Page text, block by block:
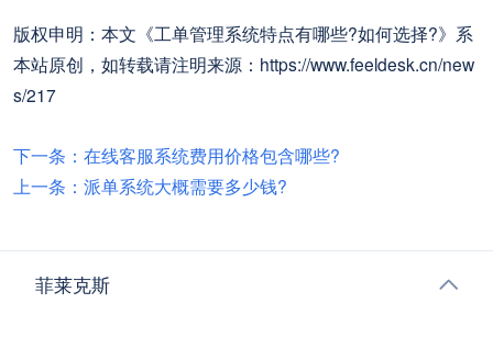
版权申明：本文《工单管理系统特点有哪些?如何选择?》系
本站原创，如转载请注明来源：https://www.feeldesk.cn/new
s/217
下一条：在线客服系统费用价格包含哪些?
上一条：派单系统大概需要多少钱?
菲莱克斯